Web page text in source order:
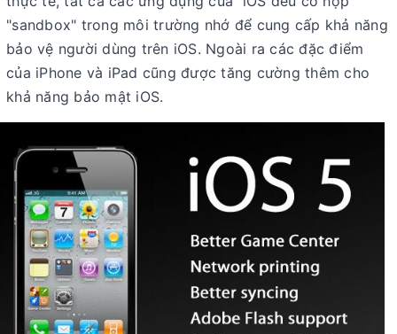
"sandbox" trong môi trường nhớ để cung cấp khả năng
bảo vệ người dùng trên iOS. Ngoài ra các đặc điểm
của iPhone và iPad cũng được tăng cường thêm cho
khả năng bảo mật iOS.